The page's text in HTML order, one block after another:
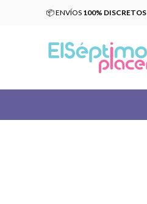
📦 ENVÍOS 100% DISCRETOS